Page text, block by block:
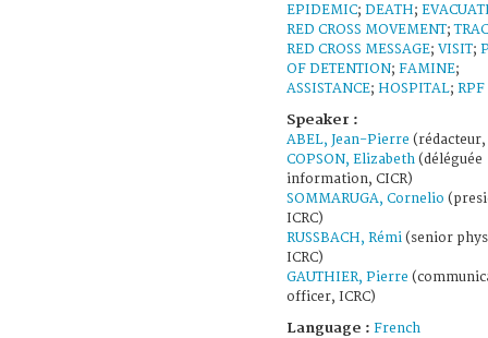
EPIDEMIC; DEATH;
RED CROSS MOVEMENT;
RED CROSS MESSAGE; VISIT;
OF DETENTION; FAMINE;
ASSISTANCE; HOSPITAL; RPF
Speaker :
ABEL, Jean-Pierre (rédacteur,
COPSON, Elizabeth (déléguée
information, CICR)
SOMMARUGA, Cornelio
ICRC)
RUSSBACH, Rémi (senior
ICRC)
GAUTHIER, Pierre
officer, ICRC)
Language : French